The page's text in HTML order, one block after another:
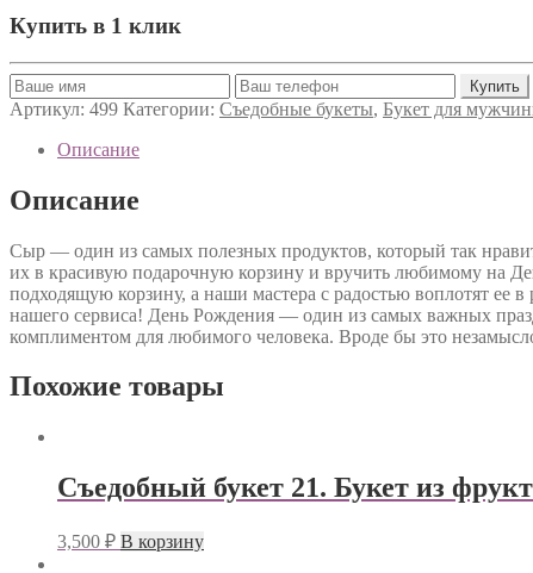
Купить в 1 клик
Артикул: 499 Категории: Съедобные букеты, Букет для
Описание
Описание
Сыр — один из самых полезных продуктов, который так
их в красивую подарочную корзину и вручить любимому на
подходящую корзину, а наши мастера с радостью воплотят ее
нашего сервиса! День Рождения — один из самых важных
комплиментом для любимого человека. Вроде бы это
Похожие товары
Съедобный букет 21. Букет из
3,500 ₽ В корзину